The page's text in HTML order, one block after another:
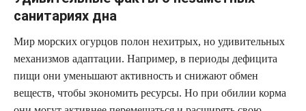
санитариях дна
Мир морских огурцов полон нехитрых, но удивительных
механизмов адаптации. Например, в периоды дефицита
пищи они уменьшают активность и снижают обмен
веществ, чтобы экономить ресурсы. Но при обилии корма